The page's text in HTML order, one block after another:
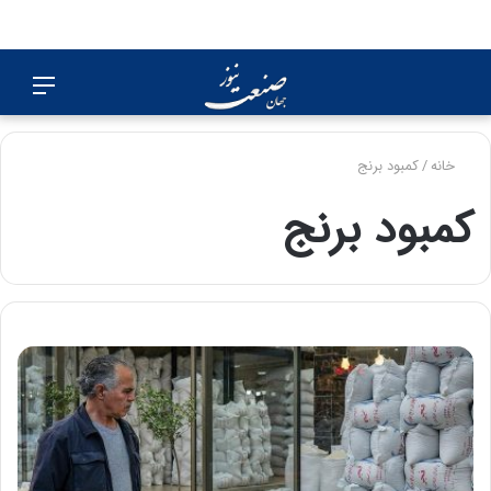
برای
خانه/کمبود برنج
کمبود برنج